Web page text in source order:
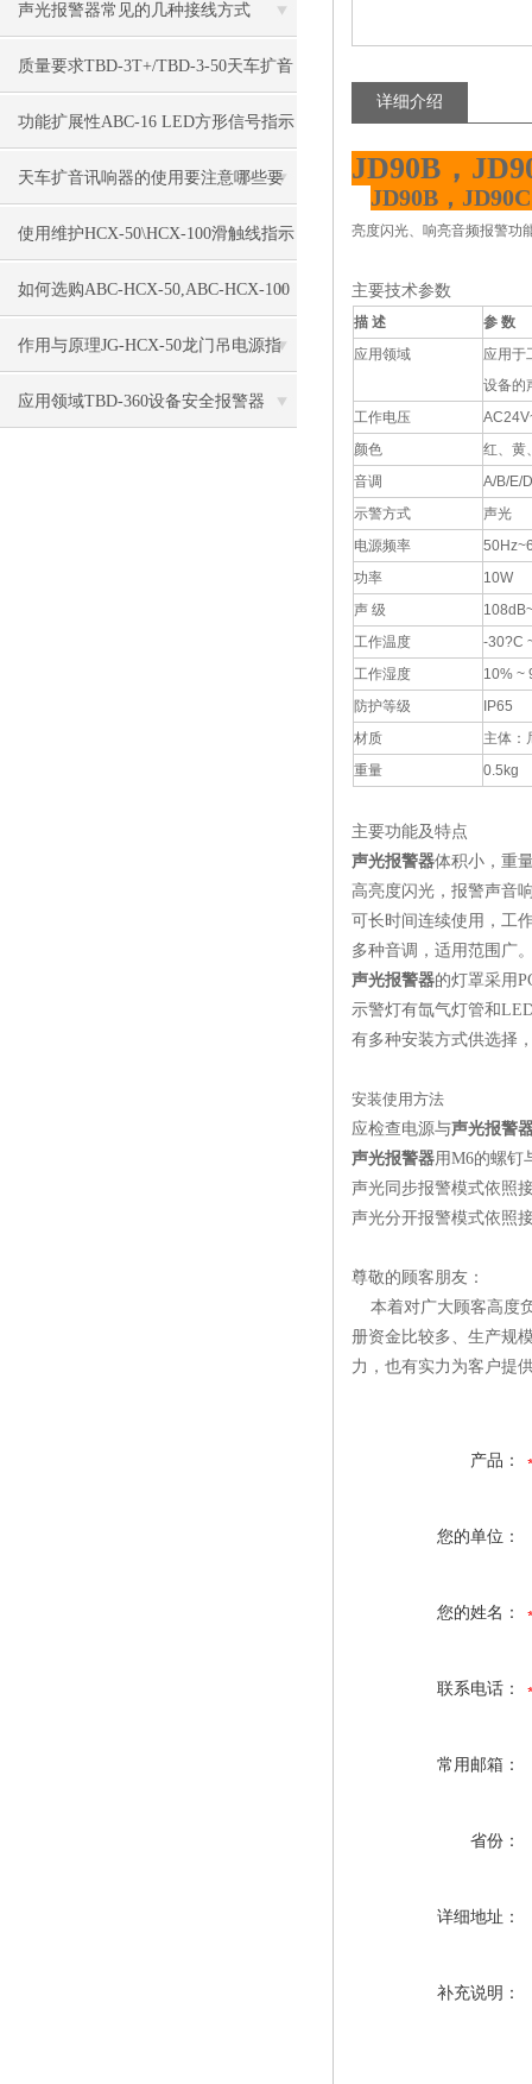
围
声光报警器常见的几种接线方式
质量要求TBD-3T+/TBD-3-50天车扩音
讯响器
功能扩展性ABC-16 LED方形信号指示
灯
天车扩音讯响器的使用要注意哪些要
求？
使用维护HCX-50\HCX-100滑触线指示
灯
如何选购ABC-HCX-50,ABC-HCX-100
滑触线电源指示灯
作用与原理JG-HCX-50龙门吊电源指
示灯
应用领域TBD-360设备安全报警器
详细介绍
JD90B，
JD90B，
亮度闪光、响亮音频报警功
主要技术参数
描 述
参 数
应用领域
应用于
设备的
工作电压
颜色
红、黄
音调
A/B/E/
示警方式
声光
电源频率
功率
10W
声 级
工作温度
-30?C
工作湿度
10% ~
防护等级
IP65
材质
主体：
重量
0.5kg
主要功能及特点
声光报警器体积小，重
高亮度闪光，报警声音
可长时间连续使用，工
多种音调，适用范围广
声光报警器的灯罩采用
示警灯有氙气灯管和
有多种安装方式供选择
安装使用方法
应检查电源与声光报警
声光报警器用M6的螺钉
声光同步报警模式依照
声光分开报警模式依照
尊敬的顾客朋友：
本着对广大顾客高度
册资金比较多、生产规
力，也有实力为客户提
产品：
您的单位：
您的姓名：
联系电话：
常用邮箱：
省份：
详细地址：
补充说明：